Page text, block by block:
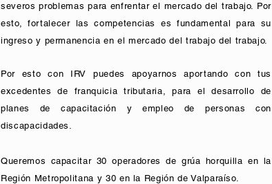
severos problemas para enfrentar el mercado del trabajo. Por
esto, fortalecer las competencias es fundamental para su
ingreso y permanencia en el mercado del trabajo del trabajo.
Por esto con IRV puedes apoyarnos aportando con tus
excedentes de franquicia tributaria, para el desarrollo de
planes de capacitación y empleo de personas con
discapacidades.
Queremos capacitar 30 operadores de grúa horquilla en la
Región Metropolitana y 30 en la Región de Valparaíso.